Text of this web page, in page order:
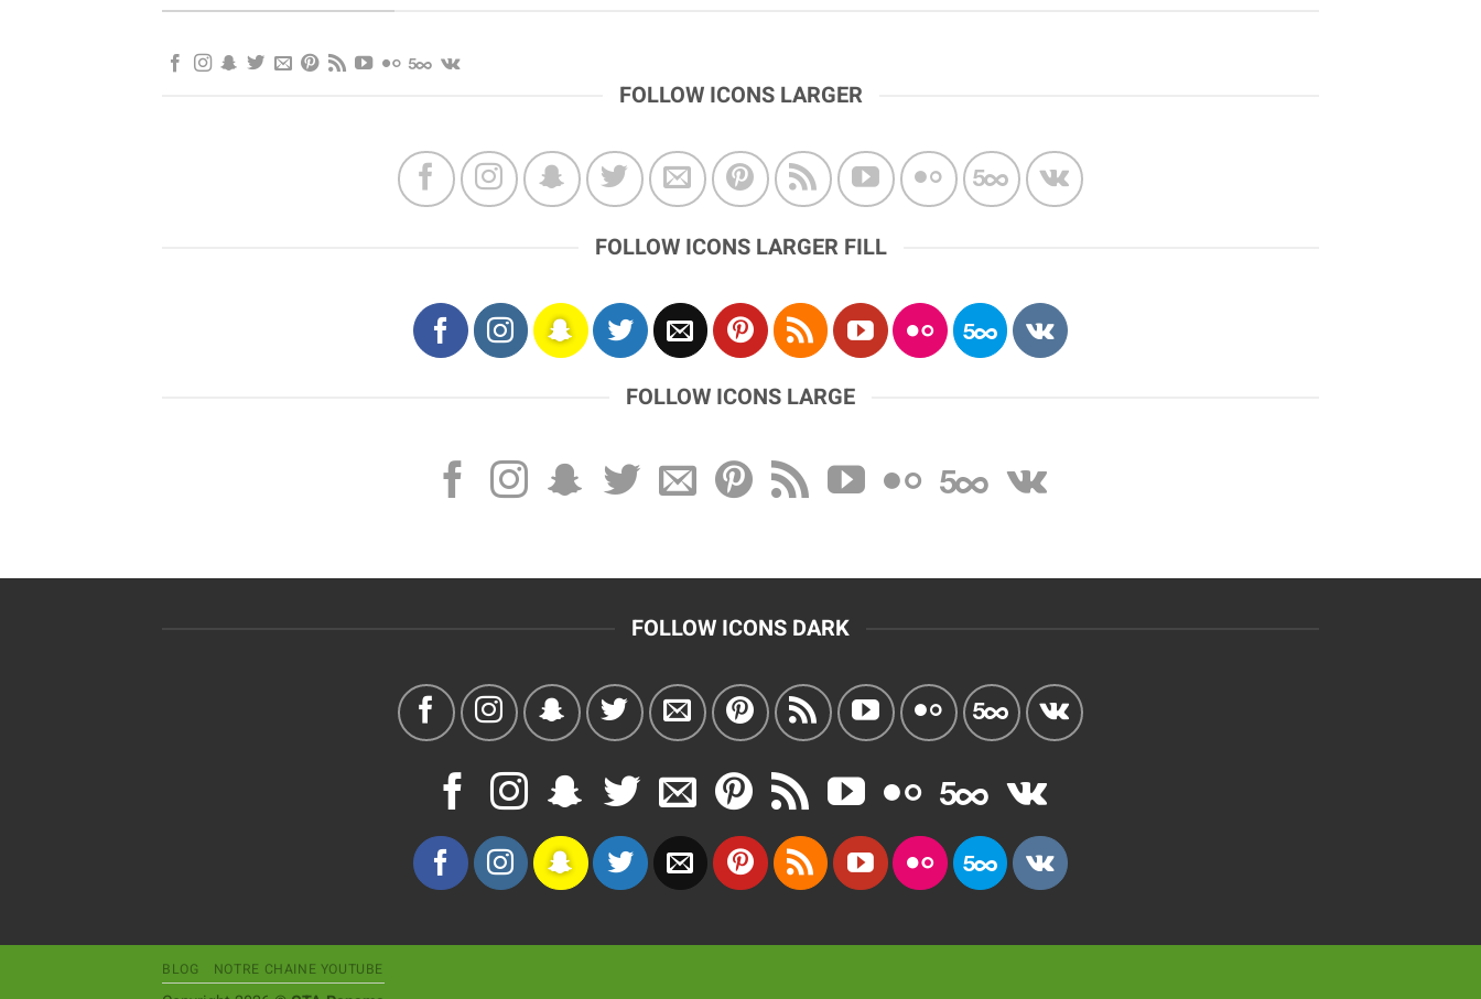
FOLLOW ICONS LARGER
FOLLOW ICONS LARGER FILL
FOLLOW ICONS LARGE
FOLLOW ICONS DARK
BLOG NOTRE CHAINE YOUTUBE